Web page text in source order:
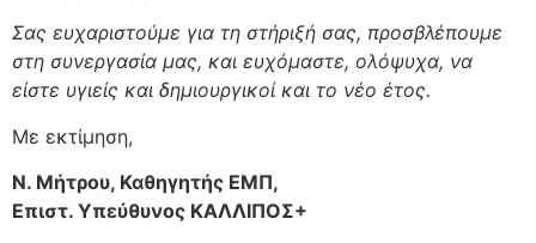
Σας ευχαριστούμε για τη στήριξή σας, προσβλέπουμε
στη συνεργασία μας, και ευχόμαστε, ολόψυχα, να
είστε υγιείς και δημιουργικοί και το νέο έτος.
Με εκτίμηση,
Ν. Μήτρου, Καθηγητής ΕΜΠ,
Επιστ. Υπεύθυνος ΚΑΛΛΙΠΟΣ+